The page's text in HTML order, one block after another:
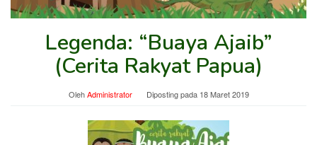
Legenda: “Buaya Ajaib”
(Cerita Rakyat Papua)
OlehAdministrator Diposting pada 18 Maret 2019